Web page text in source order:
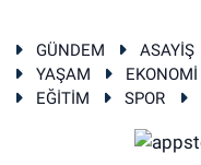
GÜNDEM ASAYİŞ
YAŞAM
EKONOMİ
EĞİTİM
SPOR